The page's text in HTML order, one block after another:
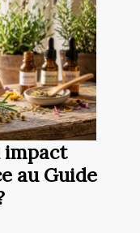
impact
au Guide